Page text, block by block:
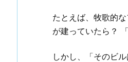
たとえば、牧歌的
が建っていたら？
しかし、「そのビ